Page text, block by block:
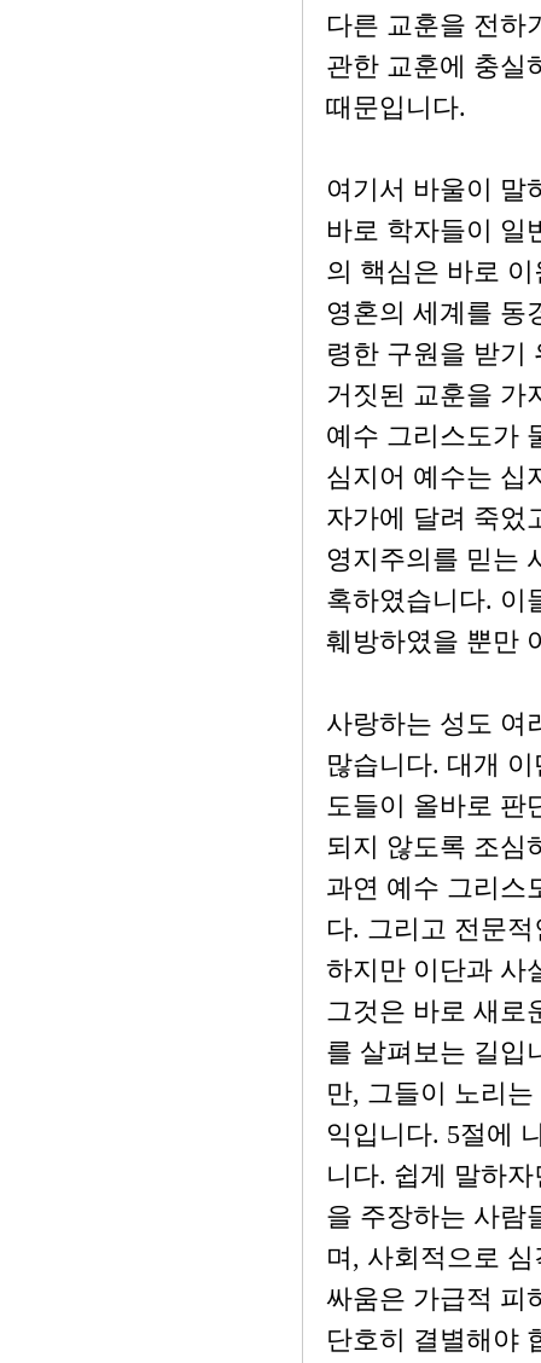
다른 교훈을 전하
관한 교훈에 충실
때문입니다.
여기서 바울이 말
바로 학자들이 일
의 핵심은 바로
영혼의 세계를 동
령한 구원을 받기
거짓된 교훈을 가
예수 그리스도가
심지어 예수는 십
자가에 달려 죽었
영지주의를 믿는
혹하였습니다. 이
훼방하였을 뿐만
사랑하는 성도 여
많습니다. 대개
도들이 올바로 판
되지 않도록 조심
과연 예수 그리스
다. 그리고 전문
하지만 이단과 사
그것은 바로 새로
를 살펴보는 길입
만, 그들이 노리
익입니다. 5절에
니다. 쉽게 말하
을 주장하는 사람
며, 사회적으로
싸움은 가급적 피
단호히 결별해야